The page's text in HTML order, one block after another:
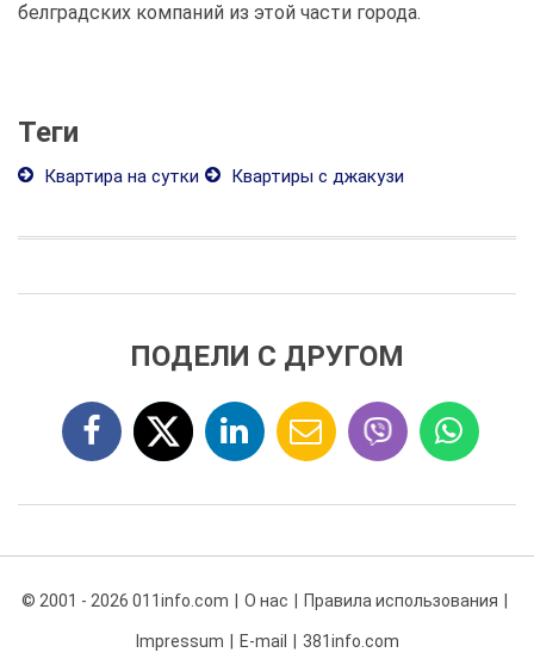
белградских компаний из этой части города.
Теги
Квартира на сутки Квартиры с джакузи
ПОДЕЛИ С ДРУГОМ
© 2001 - 2026 011info.com О нас Правила использования
Impressum E-mail 381info.com